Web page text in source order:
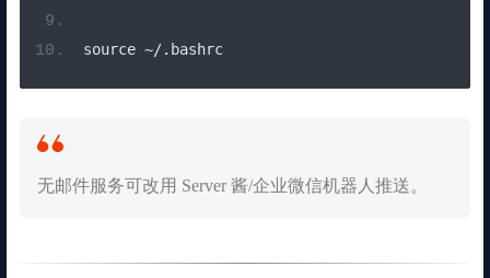
source ~/. bashrc
无邮件服务可改用 Server 酱/企业微信机器人推送。